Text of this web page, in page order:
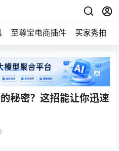
至尊宝电商插件 买家秀拍摄
秘密？这招能让你迅速